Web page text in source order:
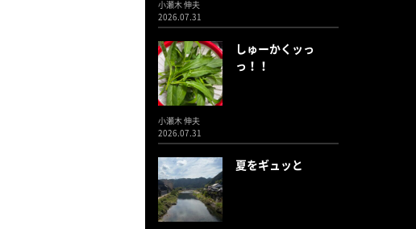
小瀬木 伸夫
2026.07.31
しゅーかくッっ
っ！！
小瀬木 伸夫
2026.07.31
夏をギュッと